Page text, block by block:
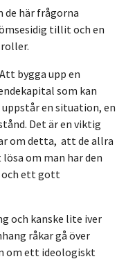
de här frågorna
tillit och en
bygga upp en
som kan
en situation, en
Det är en viktig
om detta, att de allra
om man har den
ett gott
och kanske lite iver
råkar gå över
om ett ideologiskt